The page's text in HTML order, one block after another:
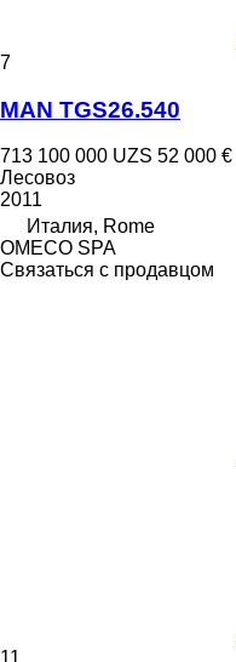
7
MAN TGS26.540
713 100 000 UZS 52 000 €
Лесовоз
2011
Италия, Rome
OMECO SPA
Связаться с продавцом